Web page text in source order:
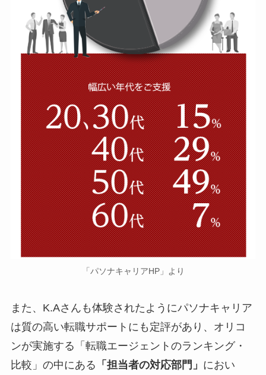
「パソナキャリアHP」より
また、K.Aさんも体験されたようにパソナキャリア
は質の高い転職サポートにも定評があり、オリコ
ンが実施する「転職エージェントのランキング・
比較」の中にある 「担当者の対応部門」 におい